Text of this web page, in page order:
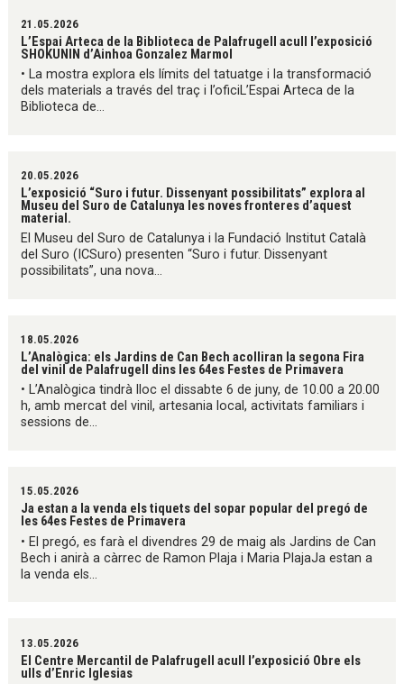
21.05.2026
L’Espai Arteca de la Biblioteca de Palafrugell acull l’exposició
SHOKUNIN d’Ainhoa Gonzalez Marmol
• La mostra explora els límits del tatuatge i la transformació
dels materials a través del traç i l’oficiL’Espai Arteca de la
Biblioteca de...
20.05.2026
L’exposició “Suro i futur. Dissenyant possibilitats” explora al
Museu del Suro de Catalunya les noves fronteres d’aquest
material.
El Museu del Suro de Catalunya i la Fundació Institut Català
del Suro (ICSuro) presenten “Suro i futur. Dissenyant
possibilitats”, una nova...
18.05.2026
L’Analògica: els Jardins de Can Bech acolliran la segona Fira
del vinil de Palafrugell dins les 64es Festes de Primavera
• L’Analògica tindrà lloc el dissabte 6 de juny, de 10.00 a 20.00
h, amb mercat del vinil, artesania local, activitats familiars i
sessions de...
15.05.2026
Ja estan a la venda els tiquets del sopar popular del pregó de
les 64es Festes de Primavera
• El pregó, es farà el divendres 29 de maig als Jardins de Can
Bech i anirà a càrrec de Ramon Plaja i Maria PlajaJa estan a
la venda els...
13.05.2026
El Centre Mercantil de Palafrugell acull l’exposició Obre els
ulls d’Enric Iglesias